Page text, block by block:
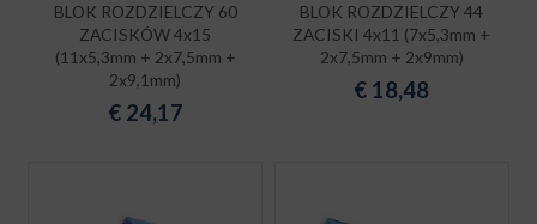
BLOK ROZDZIELCZY 60
ZACISKÓW 4x15
(11x5,3mm + 2x7,5mm +
2x9,1mm)
€ 24,17
BLOK ROZDZIELCZY 44
ZACISKI 4x11 (7x5,3mm +
2x7,5mm + 2x9mm)
€ 18,48